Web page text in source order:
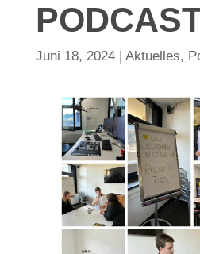
Juni 18, 2024| Aktuelles,